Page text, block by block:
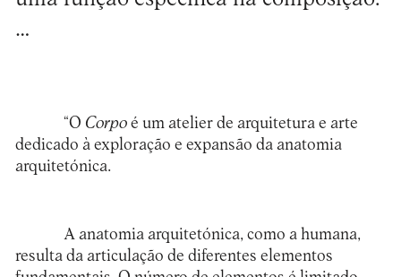
…
“O Corpoé um atelier de arquitetura e arte
dedicado à exploração e expansão da anatomia
arquitetónica.
A anatomia arquitetónica, como a humana,
resulta da articulação de diferentes elementos